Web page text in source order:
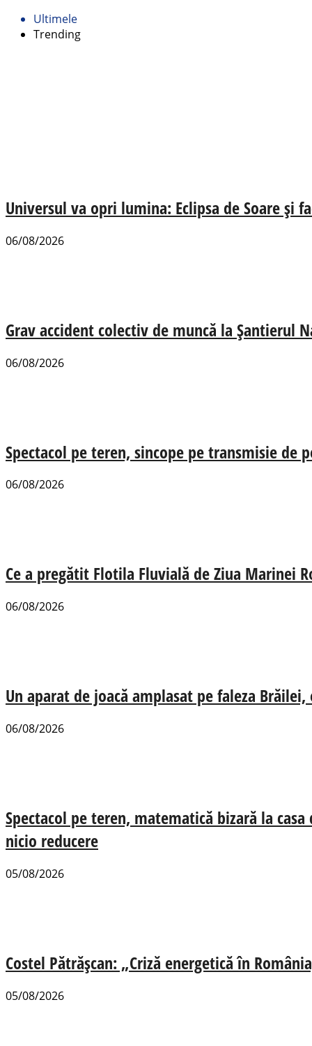
Ultimele
Trending
Universul va opri lumina: Eclipsa de Soare și
06/08/2026
Grav accident colectiv de muncă la Șantierul
06/08/2026
Spectacol pe teren, sincope pe transmisie
06/08/2026
Ce a pregătit Flotila Fluvială de Ziua Marinei
06/08/2026
Un aparat de joacă amplasat pe faleza
06/08/2026
Spectacol pe teren, matematică bizară la
nicio reducere
05/08/2026
Costel Pătrășcan: „Criză energetică în
05/08/2026